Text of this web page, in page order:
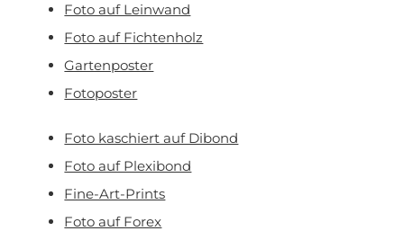
Foto auf Leinwand
Foto auf Fichtenholz
Gartenposter
Fotoposter
Foto kaschiert auf Dibond
Foto auf Plexibond
Fine-Art-Prints
Foto auf Forex